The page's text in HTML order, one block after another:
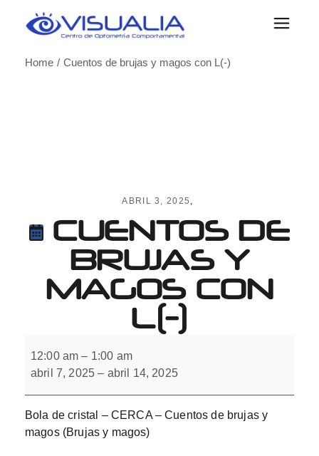
Home
Cuentos de brujas y magos con L(-)
ABRIL 3, 2025
CUENTOS DE
BRUJAS Y
MAGOS CON
L(-)
de
brujas
con
L(-)
12:00 am – 1:00 am
abril 7, 2025 – abril 14, 2025
Bola de cristal – CERCA – Cuentos de brujas y
magos (Brujas y magos)